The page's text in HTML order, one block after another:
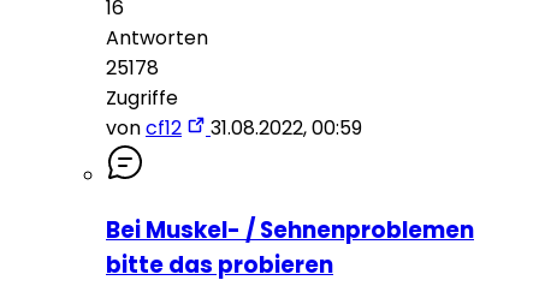
16
Antworten
25178
Zugriffe
voncf12 31.08.2022, 00:59
Bei Muskel- / Sehnenproblemen
bitte das probieren